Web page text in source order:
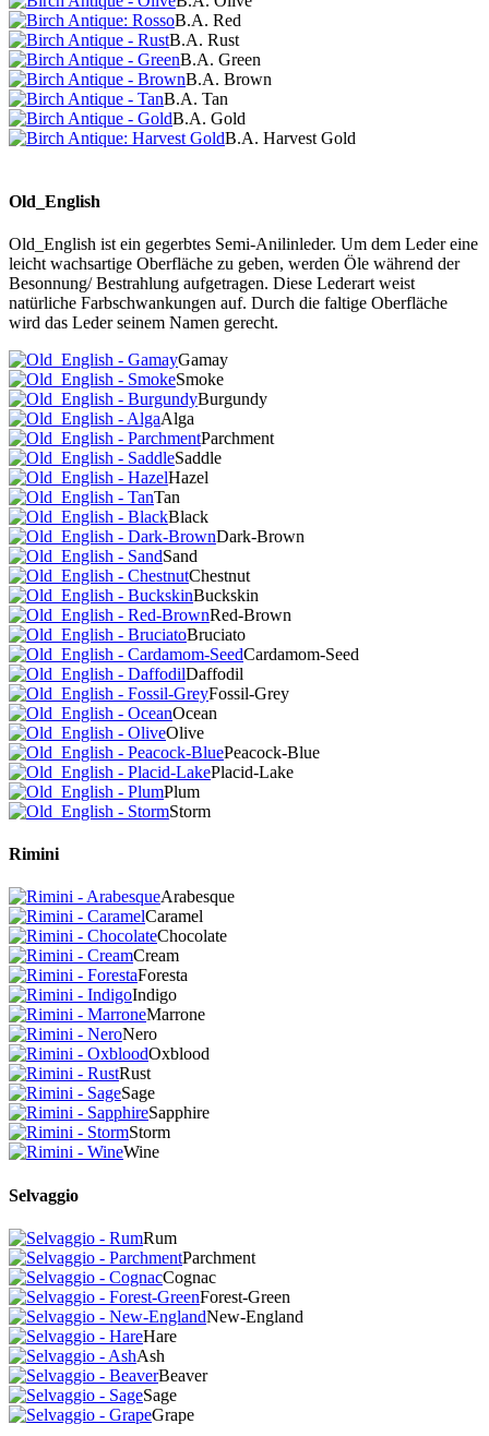
B.A. Red
B.A. Rust
B.A. Green
B.A. Brown
B.A. Tan
B.A. Gold
B.A. Harvest Gold
Old_English
Old_English ist ein gegerbtes Semi-Anilinleder. Um dem Leder eine
leicht wachsartige Oberfläche zu geben, werden Öle während der
Besonnung/ Bestrahlung aufgetragen. Diese Lederart weist
natürliche Farbschwankungen auf. Durch die faltige Oberfläche
wird das Leder seinem Namen gerecht.
Gamay
Smoke
Burgundy
Alga
Parchment
Saddle
Hazel
Tan
Black
Dark-Brown
Sand
Chestnut
Buckskin
Red-Brown
Bruciato
Cardamom-Seed
Daffodil
Fossil-Grey
Ocean
Olive
Peacock-Blue
Placid-Lake
Plum
Storm
Rimini
Arabesque
Caramel
Chocolate
Cream
Foresta
Indigo
Marrone
Nero
Oxblood
Rust
Sage
Sapphire
Storm
Wine
Selvaggio
Rum
Parchment
Cognac
Forest-Green
New-England
Hare
Ash
Beaver
Sage
Grape